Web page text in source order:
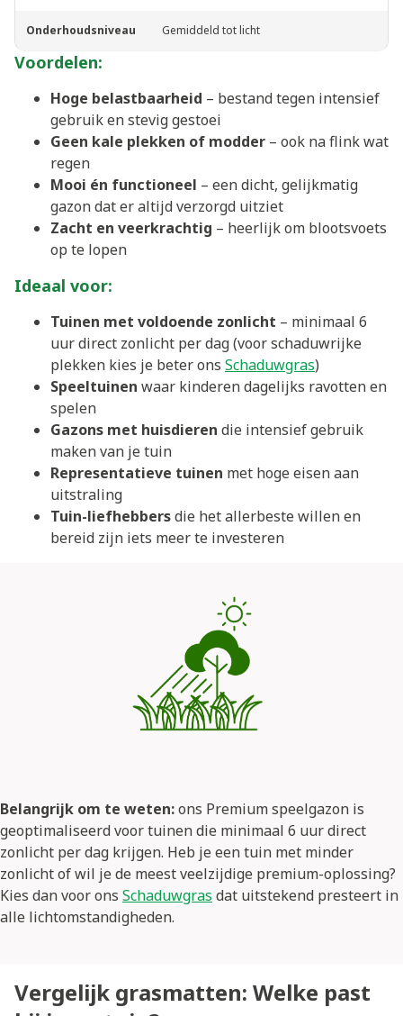
Onderhoudsniveau Gemiddeld tot licht
Voordelen:
Hoge belastbaarheid – bestand tegen intensief
gebruik en stevig gestoei
Geen kale plekken of modder – ook na flink wat
regen
Mooi én functioneel – een dicht, gelijkmatig
gazon dat er altijd verzorgd uitziet
Zacht en veerkrachtig – heerlijk om blootsvoets
op te lopen
Ideaal voor:
Tuinen met voldoende zonlicht – minimaal 6
uur direct zonlicht per dag (voor schaduwrijke
plekken kies je beter ons Schaduwgras)
Speeltuinen waar kinderen dagelijks ravotten en
spelen
Gazons met huisdieren die intensief gebruik
maken van je tuin
Representatieve tuinen met hoge eisen aan
uitstraling
Tuin-liefhebbersdie het allerbeste willen en
bereid zijn iets meer te investeren
Belangrijk om te weten:ons Premium speelgazon is
geoptimaliseerd voor tuinen die minimaal 6 uur direct
zonlicht per dag krijgen. Heb je een tuin met minder
zonlicht of wil je de meest veelzijdige premium-oplossing?
Kies dan voor ons Schaduwgras dat uitstekend presteert in
alle lichtomstandigheden.
Vergelijk grasmatten: Welke past